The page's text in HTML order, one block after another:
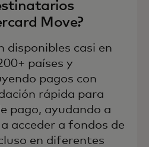
Move?
disponibles casi en
países y
pagos con
rápida para
pago, ayudando a
acceder a fondos de
en diferentes